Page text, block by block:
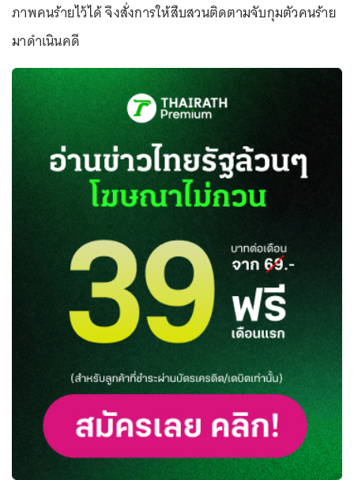
ภาพคนร้ายไว้ได้ จึงสั่งการให้สืบสวนติดตามจับกุมตัวคนร้าย
มาดำเนินคดี